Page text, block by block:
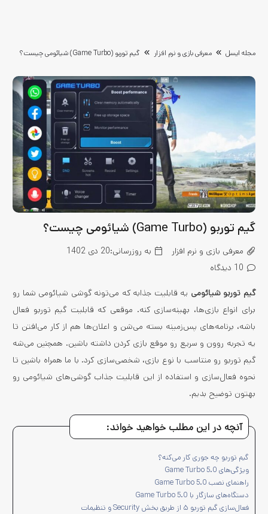
مجله ایسل معرفی بازی و نرم افزار گیم توربو (Game Turbo) شیائومی چیست؟
گیم توربو (Game Turbo) شیائومی چیست؟
معرفی بازی و نرم افزار به روزرسانی:20 دی 1402
10 دیدگاه
گیم توربو شیائومی یه قابلیت جذابه که می‌تونه گوشی شیائومی شما رو
برای انواع بازی‌ها، بهینه‌سازی کنه. موقعی که قابلیت گیم توربو فعال
باشه، برنامه‌های پس‌زمینه بسته می‌شن و اعلان‌ها هم از کار می‌افتن تا
یه تجربه روون و سریع رو موقع بازی کردن داشته باشین. همچنین می‌شه
گیم توربو رو متناسب با نوع بازی، شخصی‌سازی کرد. با ما همراه باشین تا
نحوه فعال‌سازی و استفاده از این قابلیت جذاب گوشی‌های شیائومی رو
بهتون توضیح بدیم.
آنچه در این مطلب خواهید خواند:
گیم توربو چه جوری کار می‌کنه؟
ویژگی‌های Game Turbo 5.0
راهنمای نصب Game Turbo 5.0
دستگاه‌های سازگار با Game Turbo 5.0
فعال‌سازی گیم توربو ۵ از طریق بخش Security و تنظیمات